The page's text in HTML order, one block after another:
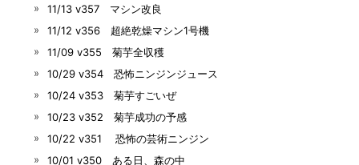
11/13 v357 マシン改良
11/12 v356 超絶乾燥マシン1号機
11/09 v355 菊芋全収穫
10/29 v354 恐怖ニンジンジュース
10/24 v353 菊芋すごいぜ
10/23 v352 菊芋成功の予感
10/22 v351 恐怖の芸術ニンジン
10/01 v350 ある日、森の中